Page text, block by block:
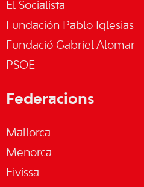
El Socialista
Fundación Pablo Iglesias
Fundació Gabriel Alomar
PSOE
Federacions
Mallorca
Menorca
Eivissa